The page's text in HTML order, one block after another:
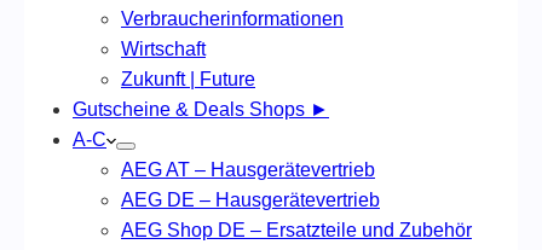
Verbraucherinformationen
Wirtschaft
Zukunft | Future
Gutscheine & Deals Shops ►
A-C
AEG AT – Hausgerätevertrieb
AEG DE – Hausgerätevertrieb
AEG Shop DE – Ersatzteile und Zubehör